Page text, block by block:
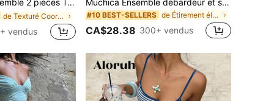
de Texturé Coordonnées féminines
vendus
#10 BEST-SELLERS de Étirement élevé Coordonnées féminines
CA$28.38 300+ vendus